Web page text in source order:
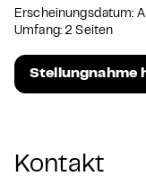
Erscheinungsdatum:
Umfang: 2 Seiten
Stellungnahme
Kontakt